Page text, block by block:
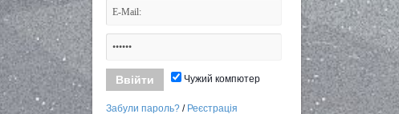
Чужий компютер
Забули пароль? / Реєстрація